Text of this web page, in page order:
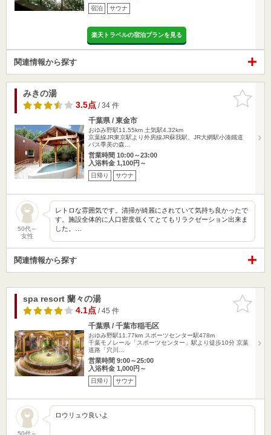
宿泊 サウナ
楽天トラベルの宿泊プランを見る
関連情報から探す
お気に入
りに追加
みきの湯
3.5点/ 34 件
千葉県 / 東金市
おゆみ野駅11.55km 土気駅4.32km
京葉線JR東京駅より外房線JR蘇我駅、JR大網駅小湊鐵道
バス季美の森…
営業時間 10:00～23:00
入浴料金 1,100円～
日帰り サウナ
50代～
女性
レトロな雰囲気です。清掃が綺麗にされていて気持ち良かったで
す。施設全体的に人口密度低くてとてもリラクゼーション出来ま
した。…
関連情報から探す
お気に入
りに追加
spa resort 蘭々の湯
4.1点/ 45 件
千葉県 / 千葉市稲毛区
おゆみ野駅11.77km スポーツセンター駅478m
千葉モノレール「スポーツセンター」駅より徒歩10分 京葉
道路「穴川…
営業時間 9:00～25:00
入浴料金 1,000円～
日帰り サウナ
50代～
ロウリュウ良いよ